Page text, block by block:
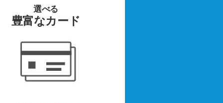
選べる
豊富なカード